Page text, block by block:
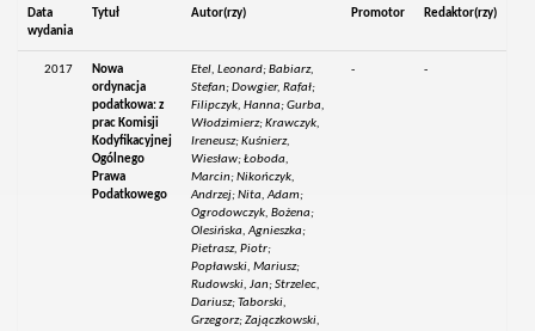
Data
wydania
Tytuł Autor(rzy) Promotor Redaktor(rzy)
2017
Nowa
ordynacja
podatkowa: z
prac Komisji
Kodyfikacyjnej
Ogólnego
Prawa
Podatkowego
Etel, Leonard; Babiarz,
Stefan; Dowgier, Rafał;
Filipczyk, Hanna; Gurba,
Włodzimierz; Krawczyk,
Ireneusz; Kuśnierz,
Wiesław; Łoboda,
Marcin; Nikończyk,
Andrzej; Nita, Adam;
Ogrodowczyk, Bożena;
Olesińska, Agnieszka;
Pietrasz, Piotr;
Popławski, Mariusz;
Rudowski, Jan; Strzelec,
Dariusz; Taborski,
Grzegorz; Zajączkowski,
- -